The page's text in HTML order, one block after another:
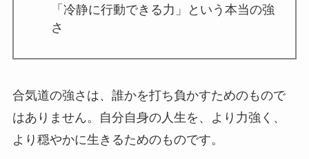
「冷静に行動できる力」という本当の強
さ
合気道の強さは、誰かを打ち負かすためのもので
はありません。自分自身の人生を、より力強く、
より穏やかに生きるためのものです。